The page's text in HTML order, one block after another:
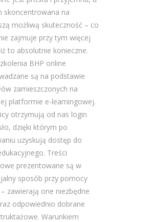
skoncentrowana na
możliwą skuteczność – co
zajmuje przy tym więcej
to absolutnie konieczne.
BHP online
są na podstawie
zamieszczonych na
platformie e-learningowej.
otrzymują od nas login
dzięki którym po
uzyskują dostęp do
Treści
prezentowane są w
sposób przy pomocy
zawierają one niezbędne
odpowiednio dobrane
Warunkiem